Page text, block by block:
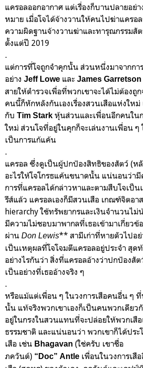
แครอลออกอากาศ แต่เรื่องก็บานปลายอย่
หมาย เมื่อโจได้จ้างวานให้คนไปฆ่าแครอ
ความผิดฐานจ้างวานฆ่าและทารุณกรรมสั
ตั้งแต่ปี 2019
.
แต่การที่โจถูกจำคุกนั้น ส่วนหนึ่งมาจากก
อย่าง Jeff Lowe และ James Garretson
สายให้ตำรวจเพื่อที่พวกเขาจะได้ไม่ต้องถู
คนนี้ก็หักหลังกันเองเรื่องสวนเสือแห่งให
กับ Tim Stark หุ้นส่วนและเพื่อนอีกคนใน
ใหม่ ส่วนโจที่อยู่ในคุกก็จะเล่นงานเพื่อน ๆ
เป็นการแก้แค้น
.
แครอล ซึ่งดูเป็นผู้ปกป้องสิทธิของสัตว์ (ห
อะไรให้โจโกรธแค้นขนาดนั้น แน่นอนว่า
การที่แครอลได้กล่าวหาและตามสืบโจเป็
รีส์แล้ว แครอลเองก็มีสวนเสือ เกณฑ์จิตอา
hierarchy ใช้ทรัพยากรและเงินจำนวนไม่
มีความไม่ชอบมาพากลที่เธอเข้ามาเกี่ยวข้
ผ่าน Don Lewis** สามีเก่าที่หายตัวไปอย่
เป็นเหตุผลที่โจโจมตีแครอลอยู่ประจำ สุดท้
อย่างไรกันว่า สิ่งที่แครอลอ้างว่าปกป้องสั
เป็นอย่างที่เธออ้างจริง ๆ
.
หรือแม้แต่เพื่อน ๆ ในวงการเสือคนอื่น ๆ ที่
นั้น แท้จริงพวกเขาเองก็เป็นคนพวกเดียว
อยู่ในกรงในสวนแทนที่จะปล่อยให้พวกเสื
ธรรมชาติ และแน่นอนว่า พวกเขาก็ได้ประ
เสือ เช่น Bhagavan (ใช่ครับ เขาชื่อ
ภควันต์) “Doc” Antle เพื่อนในวงการเสื